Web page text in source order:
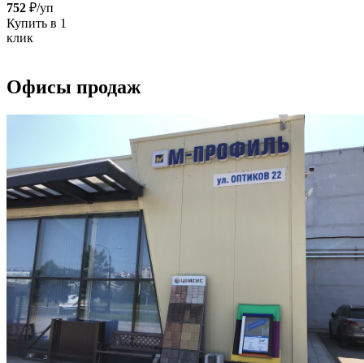
752 ₽/уп
Купить в 1
клик
Офисы продаж